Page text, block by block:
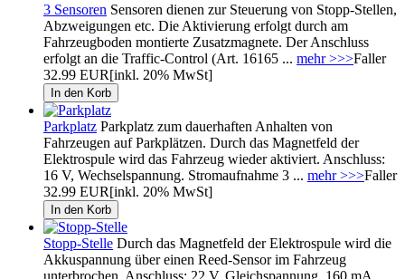
3 Sensoren Sensoren dienen zur Steuerung von Stopp-Stellen,
Abzweigungen etc. Die Aktivierung erfolgt durch am
Fahrzeugboden montierte Zusatzmagnete. Der Anschluss
erfolgt an die Traffic-Control (Art. 16165 ... mehr >>>Faller
32.99 EUR[inkl. 20% MwSt]
Parkplatz Parkplatz zum dauerhaften Anhalten von
Fahrzeugen auf Parkplätzen. Durch das Magnetfeld der
Elektrospule wird das Fahrzeug wieder aktiviert. Anschluss:
16 V, Wechselspannung. Stromaufnahme 3 ... mehr >>>Faller
32.99 EUR[inkl. 20% MwSt]
Stopp-Stelle Durch das Magnetfeld der Elektrospule wird die
Akkuspannung über einen Reed-Sensor im Fahrzeug
unterbrochen. Anschluss: 22 V, Gleichspannung, 160 mA.